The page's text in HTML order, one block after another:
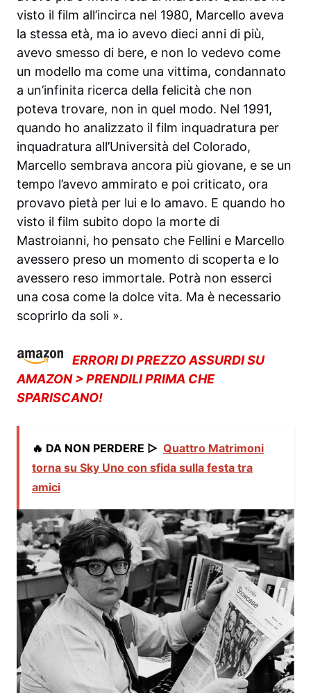
visto il film all’incirca nel 1980, Marcello aveva
la stessa età, ma io avevo dieci anni di più,
avevo smesso di bere, e non lo vedevo come
un modello ma come una vittima, condannato
a un’infinita ricerca della felicità che non
poteva trovare, non in quel modo. Nel 1991,
quando ho analizzato il film inquadratura per
inquadratura all’Università del Colorado,
Marcello sembrava ancora più giovane, e se un
tempo l’avevo ammirato e poi criticato, ora
provavo pietà per lui e lo amavo. E quando ho
visto il film subito dopo la morte di
Mastroianni, ho pensato che Fellini e Marcello
avessero preso un momento di scoperta e lo
avessero reso immortale. Potrà non esserci
una cosa come la dolce vita. Ma è necessario
scoprirlo da soli ».
ERRORI DI PREZZO ASSURDI SU
AMAZON > PRENDILI PRIMA CHE
SPARISCANO!
🔥 DA NON PERDERE ▷ Quattro Matrimoni
torna su Sky Uno con sfida sulla festa tra
amici